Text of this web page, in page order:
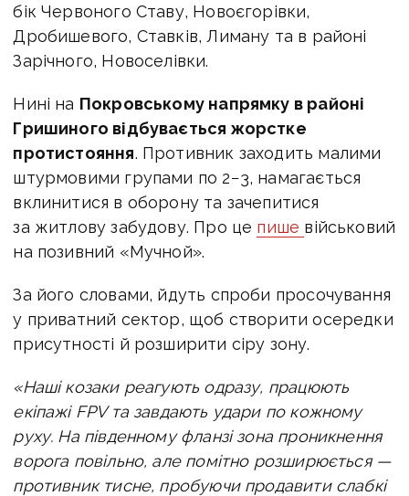
бік Червоного Ставу, Новоєгорівки,
Дробишевого, Ставків, Лиману та в районі
Зарічного, Новоселівки.
Нині на Покровському напрямку в районі
Гришиного відбувається жорстке
протистояння. Противник заходить малими
штурмовими групами по 2−3, намагається
вклинитися в оборону та зачепитися
за житлову забудову. Про це пише військовий
на позивний «Мучной».
За його словами, йдуть спроби просочування
у приватний сектор, щоб створити осередки
присутності й розширити сіру зону.
«Наші козаки реагують одразу, працюють
екіпажі FPV та завдають удари по кожному
руху. На південному фланзі зона проникнення
ворога повільно, але помітно розширюється —
противник тисне, пробуючи продавити слабкі